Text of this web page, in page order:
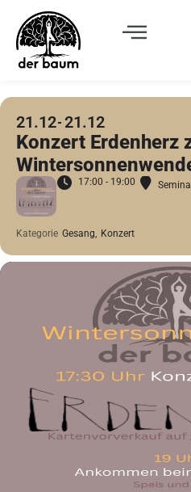
21.12 21.12
Konzert Erdenherz
17:00 - 19:00
Kategorie Gesang, Konzert